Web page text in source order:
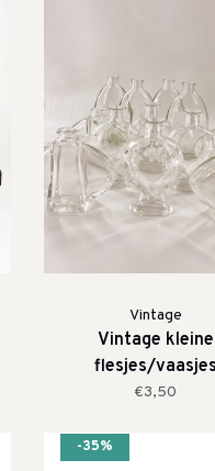
Vintage
Vintage kleine
flesjes/vaasjes
€3,50
-35%